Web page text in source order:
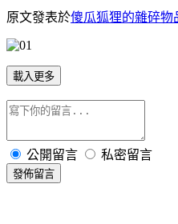
原文發表於傻瓜狐狸的雜碎物
載入更多
公開留言 私密留言
發佈留言